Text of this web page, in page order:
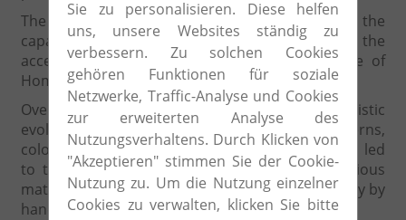
The brand Le Porcellane is characterized by the
capable hands of their artists who have created the
acceptance throught the world in the branche of
Home and Lighting.
Over the years, their close attention to the stylistic
evolution of living has led to changes in patterns,
colors and décor. The contemporary influences led
to the recovery of the tradition of using precious
materials such as gold and platinum. Made strictly by
hand in the precious Italy.
Sie zu personalisieren. Diese helfen
uns, unsere Websites ständig zu
verbessern. Zu solchen Cookies
gehören Funktionen für soziale
Netzwerke, Traffic-Analyse und Cookies
zur erweiterten Analyse des
Nutzungsverhaltens. Durch Klicken von
"Akzeptieren" stimmen Sie der Cookie-
Nutzung zu. Um die Nutzung einzelner
Cookies zu verwalten, klicken Sie bitte